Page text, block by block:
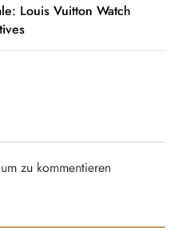
Louis Vuitton Watch
zu kommentieren